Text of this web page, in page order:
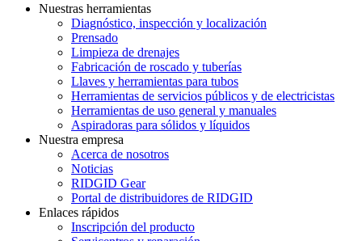
Nuestras herramientas
Diagnóstico, inspección y localización
Prensado
Limpieza de drenajes
Fabricación de roscado y tuberías
Llaves y herramientas para tubos
Herramientas de servicios públicos y de electricistas
Herramientas de uso general y manuales
Aspiradoras para sólidos y líquidos
Nuestra empresa
Acerca de nosotros
Noticias
RIDGID Gear
Portal de distribuidores de RIDGID
Enlaces rápidos
Inscripción del producto